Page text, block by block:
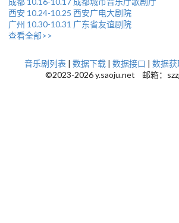
西安 10.24-10.25 西安广电大剧院
广州 10.30-10.31 广东省友谊剧院
查看全部>>
音乐剧列表 | 数据下载 | 数据接口 | 数据获
©2023-2026 y.saoju.net 邮箱：